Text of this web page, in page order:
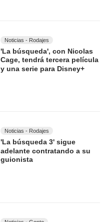
Noticias - Rodajes
'La búsqueda', con Nicolas
Cage, tendrá tercera película
y una serie para Disney+
Noticias - Rodajes
'La búsqueda 3' sigue
adelante contratando a su
guionista